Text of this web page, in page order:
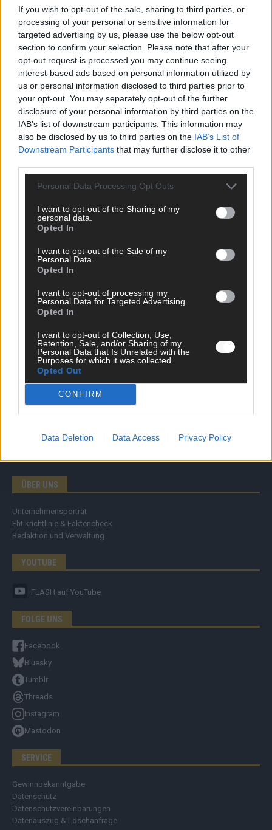
If you wish to opt-out of the sale, sharing to third parties, or
processing of your personal or sensitive information for
targeted advertising by us, please use the below opt-out
section to confirm your selection. Please note that after your
opt-out request is processed you may continue seeing
interest-based ads based on personal information utilized by
us or personal information disclosed to third parties prior to
your opt-out. You may separately opt-out of the further
disclosure of your personal information by third parties on the
IAB’s list of downstream participants. This information may
also be disclosed by us to third parties on the IAB’s List of
Downstream Participants that may further disclose it to other
Personal Data Processing Opt Outs
I want to opt-out of the Sharing of my
personal data.
Opted In
I want to opt-out of the Sale of my
Personal Data.
Opted In
I want to opt-out of processing my
Personal Data for Targeted Advertising.
Opted In
I want to opt-out of Collection, Use,
Retention, Sale, and/or Sharing of my
Personal Data that Is Unrelated with the
Purposes for which it was collected.
Opted Out
CONFIRM
Data Deletion Data Access Privacy Policy
ANZEIGE
SCHNELL ZUM RESSORT
Nachrichten
Ratgeber
Wissen
Kommentar
Streams & Storys
Eurovision
FLASH – DAS VIDEOPORTAL
ÜBER UNS
Unternehmensporträt
Ehtikrichtlinie & Faktencheck
Redaktion und Verwaltung
YOUTUBE
FLASH auf YouTube
FOLGE UNS
Facebook
Bluesky
Tumblr
Threads
Instagram
Mastodon
SERVICE
Gewinnbekanntgabe
Datenschutz
Datenschutzvereinbarungen
Datenauszug & Löschanfrage